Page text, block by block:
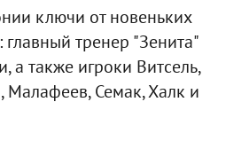
ключи от новеньких
тренер "Зенита"
а также игроки Витсель,
Малафеев, Семак, Халк и